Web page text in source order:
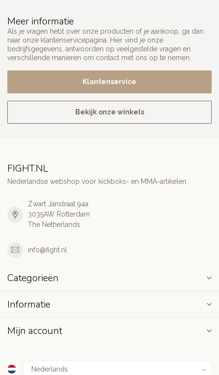
Meer informatie
Als je vragen hebt over onze producten of je aankoop, ga dan
naar onze klantenservicepagina. Hier vind je onze
bedrijfsgegevens, antwoorden op veelgestelde vragen en
verschillende manieren om contact met ons op te nemen.
Klantenservice
Bekijk onze winkels
FIGHT.NL
Nederlandse webshop voor kickboks- en MMA-artikelen.
Zwart Janstraat 94a
3035AW Rotterdam
The Netherlands
info@fight.nl
Categorieën
Informatie
Mijn account